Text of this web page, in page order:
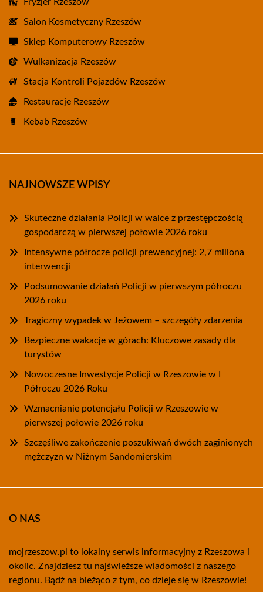
Salon Kosmetyczny Rzeszów
Sklep Komputerowy Rzeszów
Wulkanizacja Rzeszów
Stacja Kontroli Pojazdów Rzeszów
Restauracje Rzeszów
Kebab Rzeszów
NAJNOWSZE WPISY
Skuteczne działania Policji w walce z przestępczością
gospodarczą w pierwszej połowie 2026 roku
Intensywne półrocze policji prewencyjnej: 2,7 miliona
interwencji
Podsumowanie działań Policji w pierwszym półroczu
2026 roku
Tragiczny wypadek w Jeżowem – szczegóły zdarzenia
Bezpieczne wakacje w górach: Kluczowe zasady dla
turystów
Nowoczesne Inwestycje Policji w Rzeszowie w I
Półroczu 2026 Roku
Wzmacnianie potencjału Policji w Rzeszowie w
pierwszej połowie 2026 roku
Szczęśliwe zakończenie poszukiwań dwóch zaginionych
mężczyzn w Niżnym Sandomierskim
O NAS
mojrzeszow.pl to lokalny serwis informacyjny z Rzeszowa i
okolic. Znajdziesz tu najświeższe wiadomości z naszego
regionu. Bądź na bieżąco z tym, co dzieje się w Rzeszowie!